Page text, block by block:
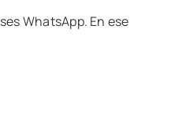
WhatsApp. En ese